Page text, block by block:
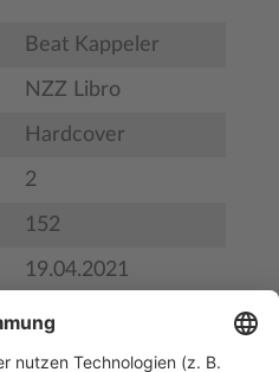
Beat Kappeler
NZZ Libro
Hardcover
2
152
19.04.2021
BS28883
978-3-907291-10-8